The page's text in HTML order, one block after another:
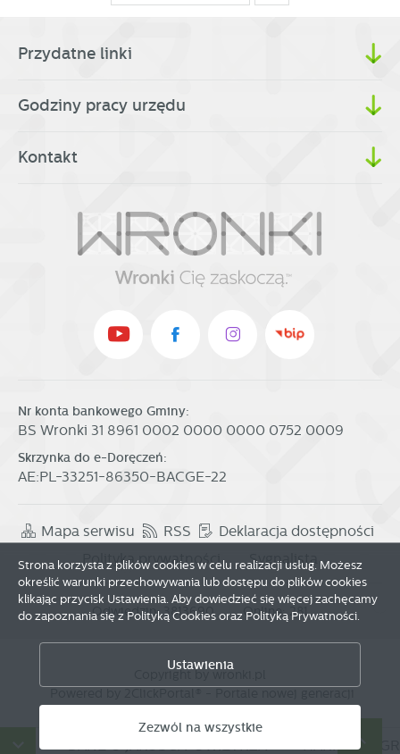
Przydatne linki
Godziny pracy urzędu
Kontakt
Nr konta bankowego Gminy:
BS Wronki 31 8961 0002 0000 0000 0752 0009
Skrzynka do e-Doręczeń:
AE:PL-33251-86350-BACGE-22
Mapa serwisu RSS
Deklaracja dostępności
Polityka prywatności
Sygnalista
Odwiedzin: 3813690 Online: 281
Strona korzysta z plików cookies w celu realizacji usług. Możesz
określić warunki przechowywania lub dostępu do plików cookies
klikając przycisk Ustawienia. Aby dowiedzieć się więcej zachęcamy
do zapoznania się z Polityką Cookies oraz Polityką Prywatności.
Ustawienia
Zezwól na wszystkie
Zezwól na wszystkie